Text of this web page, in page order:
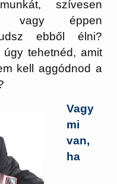
szívesen
vagy éppen
ebből élni?
tehetnéd, amit
kell aggódnod a
Vagy
mi
van,
ha